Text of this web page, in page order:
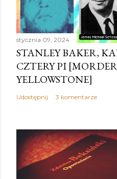
stycznia 09, 2024
STANLEY BAKER,
CZTERY PI
YELLOWSTONE]
Udostępnij 3 komentarze